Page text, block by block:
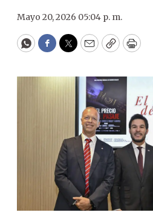
Mayo 20, 2026 05:04 p. m.
WhatsApp
Facebook
Twitter
EmailCopyPrint